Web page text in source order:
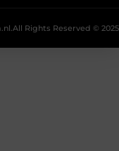
All Rights Reserved © 2025